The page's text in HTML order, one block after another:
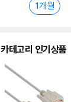
1개월
카테고리 인기상품